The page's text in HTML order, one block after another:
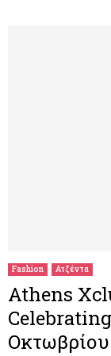
Fashion Ατζέντα
Athens
Οκτωβρίου